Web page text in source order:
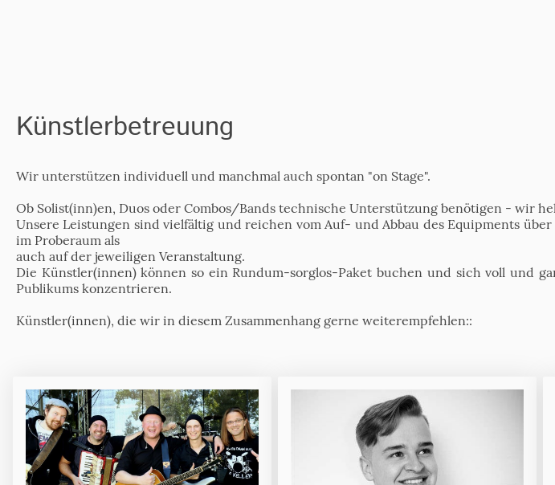
Künstlerbetreuung
Wir unterstützen individuell und manchmal auch spontan "on Stage".
Ob Solist(inn)en, Duos oder Combos/Bands technische Unterstützung benötigen - wir
Unsere Leistungen sind vielfältig und reichen vom Auf- und Abbau des Equipments
im Proberaum als
auch auf der jeweiligen Veranstaltung.
Die Künstler(innen) können so ein Rundum-sorglos-Paket buchen und sich voll und
Publikums konzentrieren.
Künstler(innen), die wir in diesem Zusammenhang gerne weiterempfehlen::